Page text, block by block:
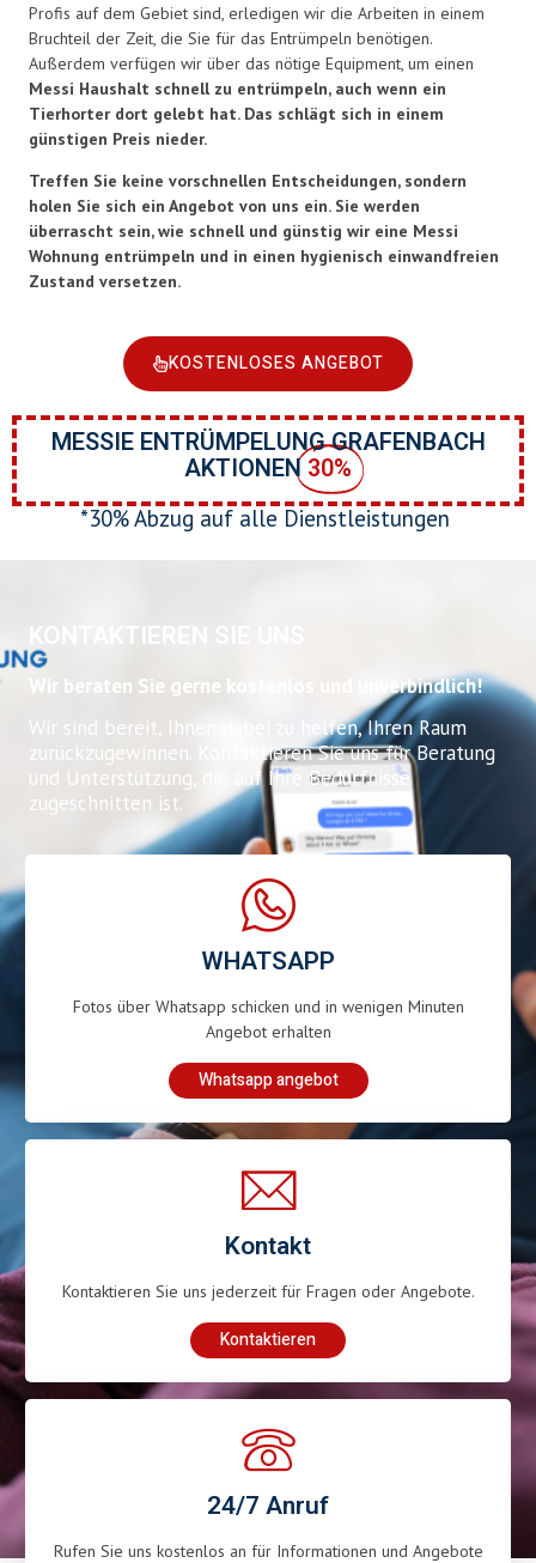
Profis auf dem Gebiet sind, erledigen wir die Arbeiten in einem
Bruchteil der Zeit, die Sie für das Entrümpeln benötigen.
Außerdem verfügen wir über das nötige Equipment, um einen
Messi Haushalt schnell zu entrümpeln, auch wenn ein
Tierhorter dort gelebt hat. Das schlägt sich in einem
günstigen Preis nieder.
Treffen Sie keine vorschnellen Entscheidungen, sondern
holen Sie sich ein Angebot von uns ein. Sie werden
überrascht sein, wie schnell und günstig wir eine Messi
Wohnung entrümpeln und in einen hygienisch einwandfreien
Zustand versetzen.
KOSTENLOSES ANGEBOT
MESSIE ENTRÜMPELUNG GRAFENBACH
AKTIONEN30%
*30% Abzug auf alle Dienstleistungen
KONTAKTIEREN SIE UNS
Wir beraten Sie gerne kostenlos und unverbindlich!
Wir sind bereit, Ihnen dabei zu helfen, Ihren Raum
zurückzugewinnen. Kontaktieren Sie uns für Beratung
und Unterstützung, die auf Ihre Bedürfnisse
zugeschnitten ist.
WHATSAPP
Fotos über Whatsapp schicken und in wenigen Minuten
Angebot erhalten
Whatsapp angebot
Kontakt
Kontaktieren Sie uns jederzeit für Fragen oder Angebote.
Kontaktieren
24/7 Anruf
Rufen Sie uns kostenlos an für Informationen und Angebote